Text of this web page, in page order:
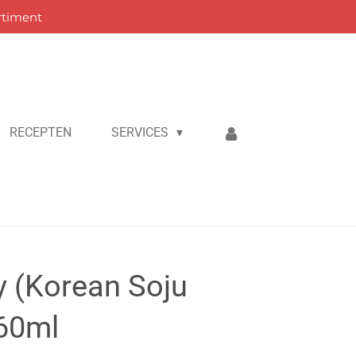
RECEPTEN SERVICES
(Korean Soju